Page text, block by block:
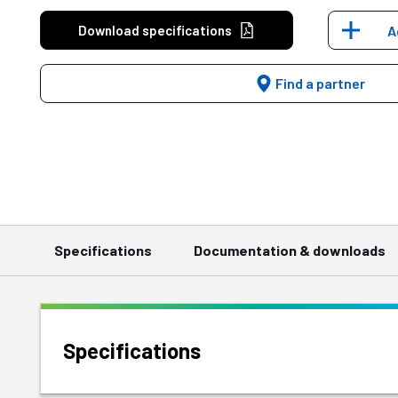
Download specifications
Find a partner
Specifications Documentation & downloads
Specifications